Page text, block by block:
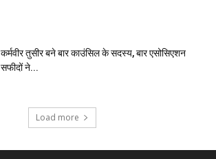
कर्मवीर तुसीर बने बार काउंसिल के सदस्य, बार एसोसिएशन
सफीदों ने...
Load more